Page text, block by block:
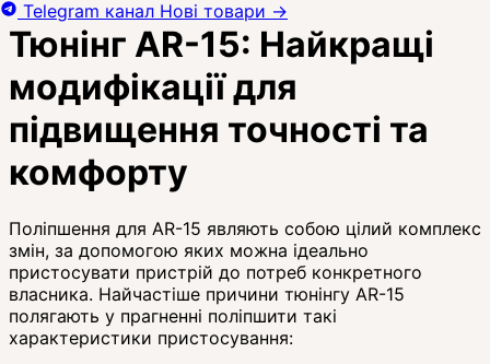
Тюнінг AR-15: Найкращі
модифікації для
підвищення точності та
комфорту
Поліпшення для AR-15 являють собою цілий комплекс
змін, за допомогою яких можна ідеально
пристосувати пристрій до потреб конкретного
власника. Найчастіше причини тюнінгу AR-15
полягають у прагненні поліпшити такі
характеристики пристосування:
Telegram канал Нові товари →